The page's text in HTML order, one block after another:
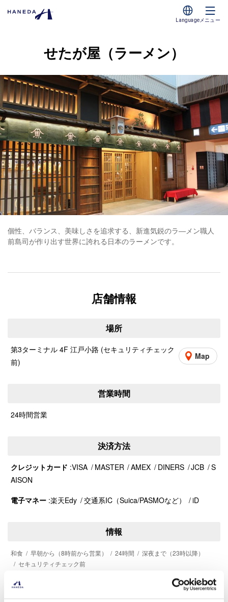
Language メニュー
せたが屋（ラーメン）
個性、バランス、美味しさを追求する、新進気鋭のラ―メン職人
前島司が作り出す世界に誇れる日本のラーメンです。
店舗情報
場所
第3ターミナル 4F 江戸小路 (セキュリティチェック
前)
Map
営業時間
24時間営業
決済方法
クレジットカード VISA MASTER AMEX DINERS JCB
S
AISON
電子マネー 楽天Edy 交通系IC（Suica/PASMOなど） iD
情報
和食 早朝から（8時前から営業） 24時間
深夜まで（23時以降）
セキュリティチェック前